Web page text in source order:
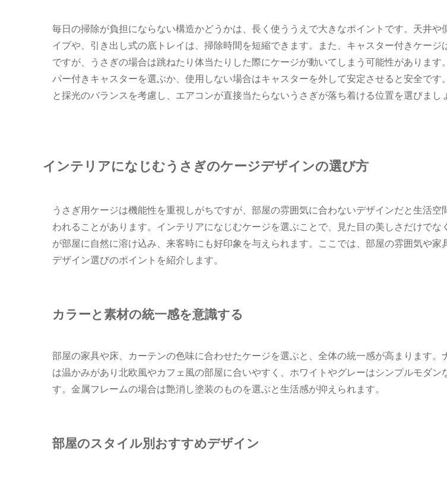
毎日の掃除が負担にならない構造かどうかは、長く使ううえで大きなポイントです。天井や
イプや、引き出し式の底トレイは、掃除時間を短縮できます。また、キャスター付きケージ
ですが、うさぎの場合は跳ねたり体当たりした際にケージが動いてしまう可能性があります
パー付きキャスターを選ぶか、使用しない場合はキャスターを外して安定させると安全です
と採光のバランスを考慮し、エアコンが直接当たらないうさぎが落ち着ける位置を選びまし
インテリアになじむうさぎのケージデザインの選び方
うさぎ用ケージは機能性を重視しがちですが、部屋の雰囲気に合わないデザインだと生活空
われることがあります。インテリアになじむケージを選ぶことで、見た目の美しさだけでな
が部屋に自然に溶け込み、来客時にも好印象を与えられます。ここでは、部屋の雰囲気や家
デザイン選びのポイントを紹介します。
カラーと素材の統一感を意識する
部屋の家具や床、カーテンの色味に合わせたケージを選ぶと、全体の統一感が高まります。
は温かみがあり北欧風やカフェ風の部屋に合いやすく、ホワイトやグレーはシンプルモダン
す。金属フレームの場合は艶消し塗装のものを選ぶと生活感が抑えられます。
部屋のスタイル別おすすめデザイン